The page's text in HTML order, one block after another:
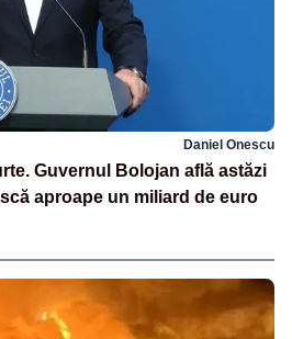
Daniel Onescu
Guvernul Bolojan află astăzi
aproape un miliard de euro